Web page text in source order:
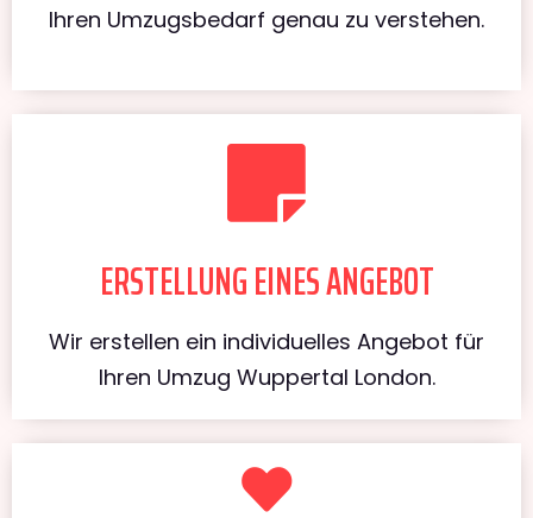
Ihren Umzugsbedarf genau zu verstehen.
ERSTELLUNG EINES ANGEBOT
Wir erstellen ein individuelles Angebot für
Ihren Umzug Wuppertal London.